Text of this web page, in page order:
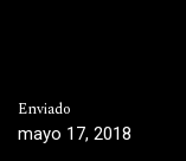
Enviado
mayo 17, 2018